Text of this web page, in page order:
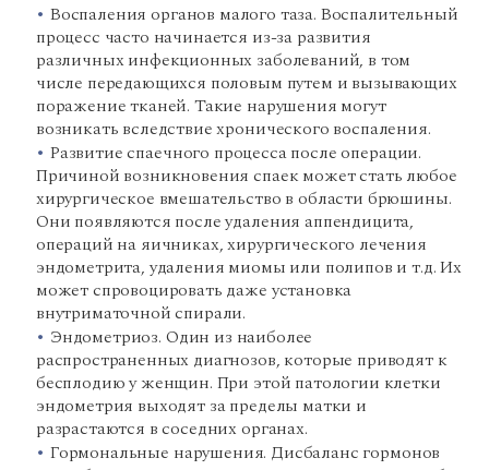
Воспаления органов малого таза. Воспалительный
процесс часто начинается из-за развития
различных инфекционных заболеваний, в том
числе передающихся половым путем и вызывающих
поражение тканей. Такие нарушения могут
возникать вследствие хронического воспаления.
Развитие спаечного процесса после операции.
Причиной возникновения спаек может стать любое
хирургическое вмешательство в области брюшины.
Они появляются после удаления аппендицита,
операций на яичниках, хирургического лечения
эндометрита, удаления миомы или полипов и т.д. Их
может спровоцировать даже установка
внутриматочной спирали.
Эндометриоз. Один из наиболее
распространенных диагнозов, которые приводят к
бесплодию у женщин. При этой патологии клетки
эндометрия выходят за пределы матки и
разрастаются в соседних органах.
Гормональные нарушения. Дисбаланс гормонов